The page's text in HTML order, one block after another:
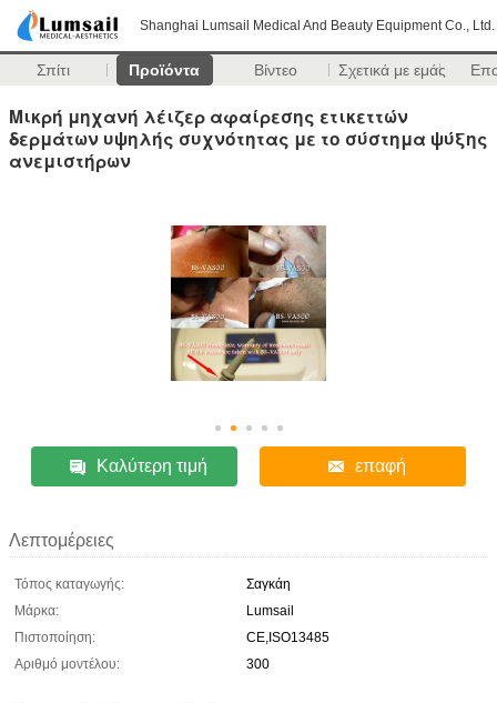
Shanghai Lumsail Medical And Beauty Equipment Co., Ltd.
Σπίτι Προϊόντα Βίντεο Σχετικά με εμάς
Μικρή μηχανή λέιζερ αφαίρεσης ετικεττών
δερμάτων υψηλής συχνότητας με το σύστημα ψύξης
ανεμιστήρων
Καλύτερη τιμή επαφή
Λεπτομέρειες
Τόπος καταγωγής:
Σαγκάη
Μάρκα:
Lumsail
Πιστοποίηση:
CE,ISO13485
Αριθμό μοντέλου:
300